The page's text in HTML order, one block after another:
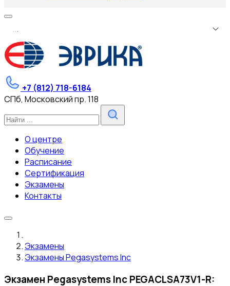
...
+7 (812) 718-6184
СПб, Московский пр. 118
О центре
Обучение
Расписание
Сертификация
Экзамены
Контакты
Экзамены
Экзамены Pegasystems Inc
Экзамен Pegasystems Inc PEGACLSA73V1-R: